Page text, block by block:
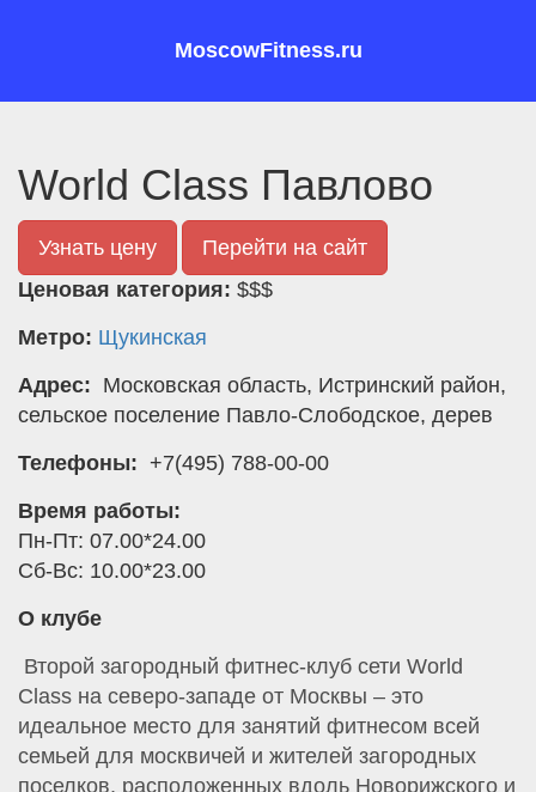
MoscowFitness.ru
World Class Павлово
Узнать цену
Перейти на сайт
Ценовая категория: $$$
Метро: Щукинская
Адрес: Московская область, Истринский район,
сельское поселение Павло-Слободское, дерев
Телефоны: +7(495) 788-00-00
Время работы:
Пн-Пт: 07.00*24.00
Сб-Вс: 10.00*23.00
О клубе
Второй загородный фитнес-клуб сети World
Class на северо-западе от Москвы – это
идеальное место для занятий фитнесом всей
семьей для москвичей и жителей загородных
поселков, расположенных вдоль Новорижского и